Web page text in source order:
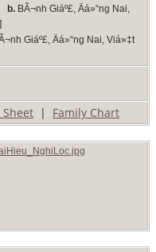
b. BÃ¬nh Giáº£, Äá»“ng Nai,
Giáº£, Äá»“ng Nai, Viá»‡t
| Family Chart